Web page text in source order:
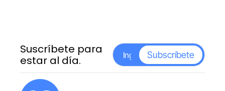
Suscríbete para
estar al día.
Subscríbete